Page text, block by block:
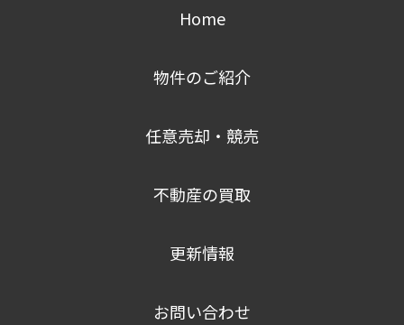
Home
物件のご紹介
任意売却・競売
不動産の買取
更新情報
お問い合わせ